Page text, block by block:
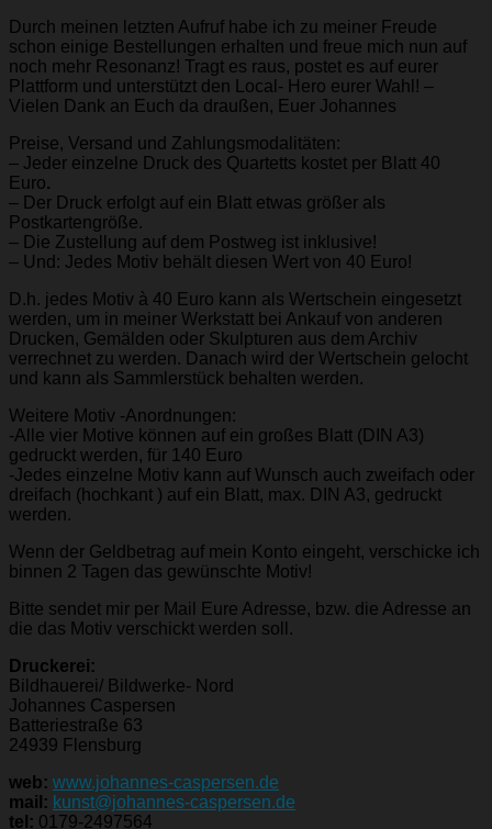
Durch meinen letzten Aufruf habe ich zu meiner Freude
schon einige Bestellungen erhalten und freue mich nun auf
noch mehr Resonanz! Tragt es raus, postet es auf eurer
Plattform und unterstützt den Local- Hero eurer Wahl! –
Vielen Dank an Euch da draußen, Euer Johannes
Preise, Versand und Zahlungsmodalitäten:
– Jeder einzelne Druck des Quartetts kostet per Blatt 40
Euro.
– Der Druck erfolgt auf ein Blatt etwas größer als
Postkartengröße.
– Die Zustellung auf dem Postweg ist inklusive!
– Und: Jedes Motiv behält diesen Wert von 40 Euro!
D.h. jedes Motiv à 40 Euro kann als Wertschein eingesetzt
werden, um in meiner Werkstatt bei Ankauf von anderen
Drucken, Gemälden oder Skulpturen aus dem Archiv
verrechnet zu werden. Danach wird der Wertschein gelocht
und kann als Sammlerstück behalten werden.
Weitere Motiv -Anordnungen:
-Alle vier Motive können auf ein großes Blatt (DIN A3)
gedruckt werden, für 140 Euro
-Jedes einzelne Motiv kann auf Wunsch auch zweifach oder
dreifach (hochkant ) auf ein Blatt, max. DIN A3, gedruckt
werden.
Wenn der Geldbetrag auf mein Konto eingeht, verschicke ich
binnen 2 Tagen das gewünschte Motiv!
Bitte sendet mir per Mail Eure Adresse, bzw. die Adresse an
die das Motiv verschickt werden soll.
Druckerei:
Bildhauerei/ Bildwerke- Nord
Johannes Caspersen
Batteriestraße 63
24939 Flensburg
web: www.johannes-caspersen.de
mail: kunst@johannes-caspersen.de
tel: 0179-2497564